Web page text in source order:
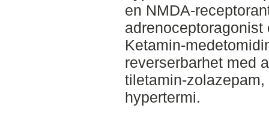
en NMDA-
Ketamin-
reverserbarhet med
tiletamin-
hypertermi.